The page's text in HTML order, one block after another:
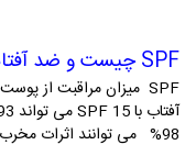
SPF چیست و ضد آفتاب با SPF 30 یعنی چه؟
98% می توانند اثرات مخرب اشعه UVA را خنثی کنند.